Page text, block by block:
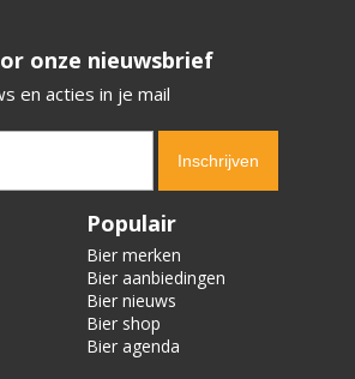
onze nieuwsbrief
en acties in je mail
Populair
Bier merken
Bier aanbiedingen
Bier nieuws
Bier shop
Bier agenda